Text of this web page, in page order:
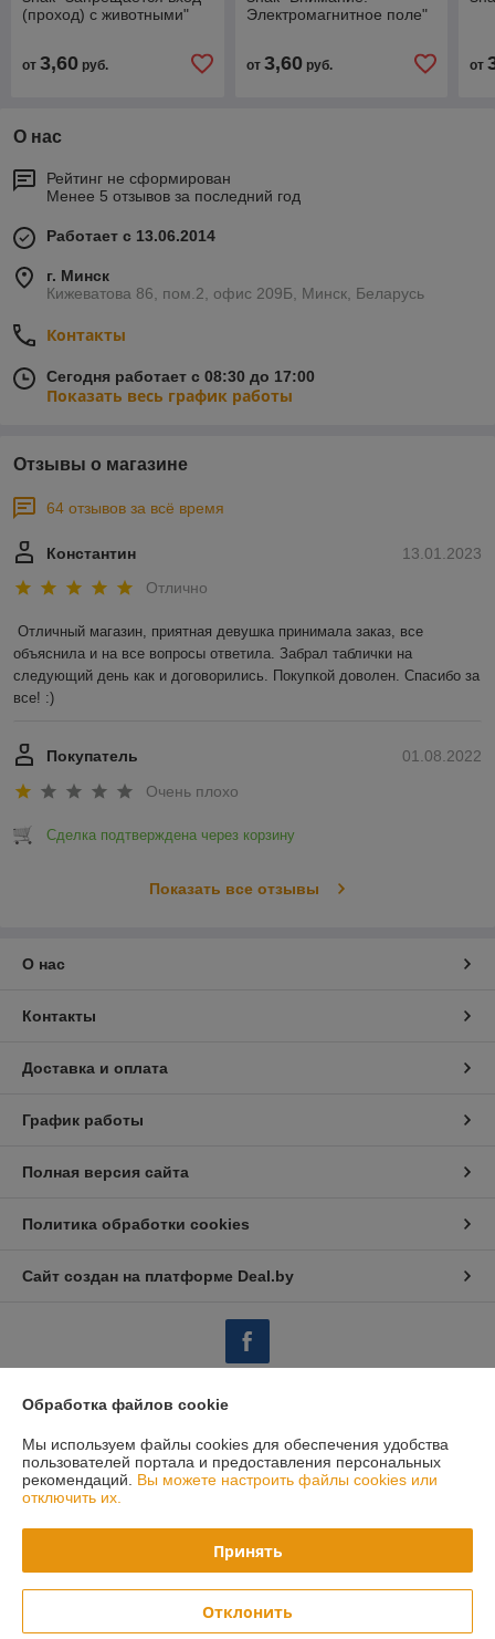
(проход) с животными"
от 3,60 руб.
Электромагнитное поле"
от 3,60руб. от
О нас
Рейтинг не сформирован
Менее 5 отзывов за последний год
Работает с 13.06.2014
г. Минск
Кижеватова 86, пом.2, офис 209Б, Минск, Беларусь
Контакты
Сегодня работает с 08:30 до 17:00
Показать весь график работы
Отзывы о магазине
64 отзывов за всё время
13.01.2023
Константин
Отлично
Отличный магазин, приятная девушка принимала заказ, все
объяснила и на все вопросы ответила. Забрал таблички на
следующий день как и договорились. Покупкой доволен. Спасибо за
все! :)
01.08.2022
Покупатель
Очень плохо
Сделка подтверждена через корзину
Показать все отзывы
О нас
Контакты
Доставка и оплата
График работы
Полная версия сайта
Политика обработки cookies
Сайт создан на платформе Deal.by
Юридическое лицо:Закрытое акционерное общество «ИнтерЗнак»
220024, Республика Беларусь, г. Минск, ул. Кижеватова, 86, пом. 2,
офис 209Б
Регистрационный орган: Минский горисполком
Дата регистрации компании: 11.10.2022
Обработка файлов cookie
Мы используем файлы cookies для обеспечения удобства
пользователей портала и предоставления персональных
рекомендаций. Вы можете настроить файлы cookies или
отключить их.
Принять
Отклонить